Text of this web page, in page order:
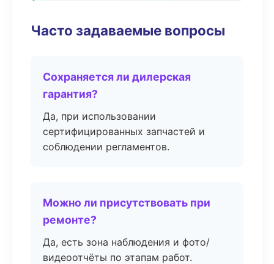
Часто задаваемые вопросы
Сохраняется ли дилерская
гарантия?
Да, при использовании
сертифицированных запчастей и
соблюдении регламентов.
Можно ли присутствовать при
ремонте?
Да, есть зона наблюдения и фото/
видеоотчёты по этапам работ.